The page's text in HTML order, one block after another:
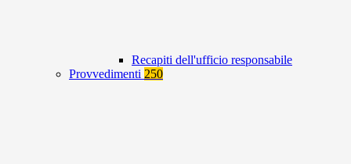
Recapiti dell'ufficio responsabile
Provvedimenti 250